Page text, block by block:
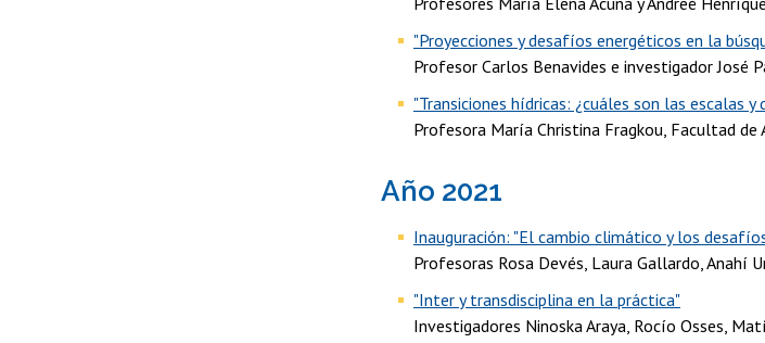
"Proyecciones y desafíos energéticos en la
Profesor Carlos Benavides e investigador José
"Transiciones hídricas: ¿cuáles son las escalas
Profesora María Christina Fragkou, Facultad de
Año 2021
Inauguración: "El cambio climático y los
Profesoras Rosa Devés, Laura Gallardo, Anahí
"Inter y transdisciplina en la práctica"
Investigadores Ninoska Araya, Rocío Osses,